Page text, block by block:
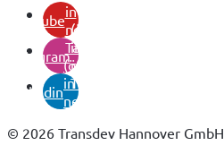
youtubein
neuem
Tab)
instagram
(öffnet
in
neuem
Tab)
linkedin
(öffnet
in
neuem
© 2026 Transdev Hannover GmbH